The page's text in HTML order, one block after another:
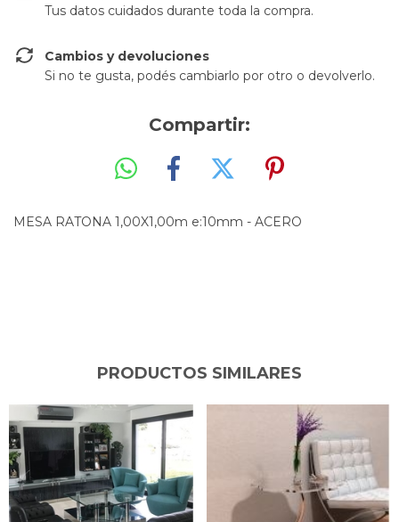
Tus datos cuidados durante toda la compra.
Cambios y devoluciones
Si no te gusta, podés cambiarlo por otro o devolverlo.
Compartir:
MESA RATONA 1,00X1,00m e:10mm - ACERO
PRODUCTOS SIMILARES